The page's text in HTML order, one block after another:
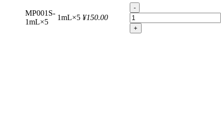
MP001S-
1mL×5
1mL×5 ¥150.00
-
+